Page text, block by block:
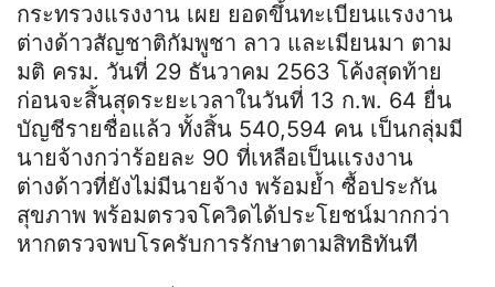
กระทรวงแรงงาน เผย ยอดขึ้นทะเบียนแรงงาน
ต่างด้าวสัญชาติกัมพูชา ลาว และเมียนมา ตาม
มติ ครม. วันที่ 29 ธันวาคม 2563 โค้งสุดท้าย
ก่อนจะสิ้นสุดระยะเวลาในวันที่ 13 ก.พ. 64 ยื่น
บัญชีรายชื่อแล้ว ทั้งสิ้น 540,594 คน เป็นกลุ่มมี
นายจ้างกว่าร้อยละ 90 ที่เหลือเป็นแรงงาน
ต่างด้าวที่ยังไม่มีนายจ้าง พร้อมย้ำ ซื้อประกัน
สุขภาพ พร้อมตรวจโควิดได้ประโยชน์มากกว่า
หากตรวจพบโรครับการรักษาตามสิทธิทันที